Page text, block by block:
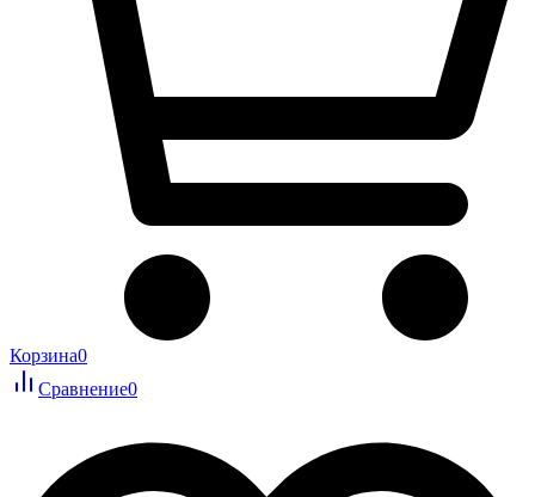
Корзина0
Сравнение0